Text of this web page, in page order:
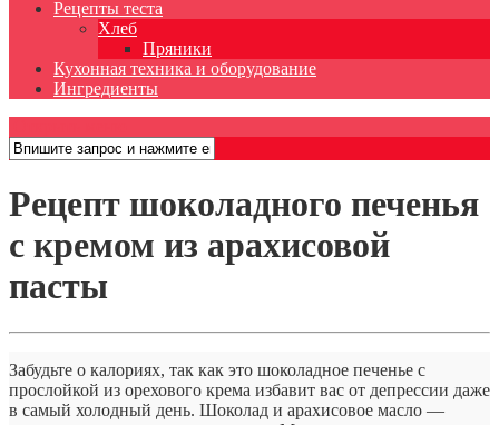
Рецепты теста
Хлеб
Пряники
Кухонная техника и оборудование
Ингредиенты
Рецепт шоколадного печенья
с кремом из арахисовой
пасты
Забудьте о калориях, так как это шоколадное печенье с
прослойкой из орехового крема избавит вас от депрессии даже
в самый холодный день. Шоколад и арахисовое масло —